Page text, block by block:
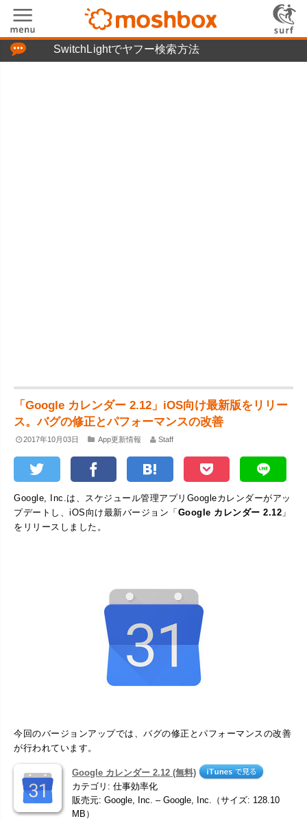
SwitchLightでヤフー検索方法
「Google カレンダー 2.12」iOS向け最新版をリリー
ス。バグの修正とパフォーマンスの改善
2017年10月03日 App更新情報 Staff
Google, Inc.は、スケジュール管理アプリGoogleカレンダーがアッ
プデートし、iOS向け最新バージョン「Google カレンダー 2.12 」
をリリースしました。
今回のバージョンアップでは、バグの修正とパフォーマンスの改善
が行われています。
Google カレンダー 2.12 (無料)
カテゴリ: 仕事効率化
販売元: Google, Inc. – Google, Inc.（サイズ: 128.10
MB）
「つぶやき」の使い方